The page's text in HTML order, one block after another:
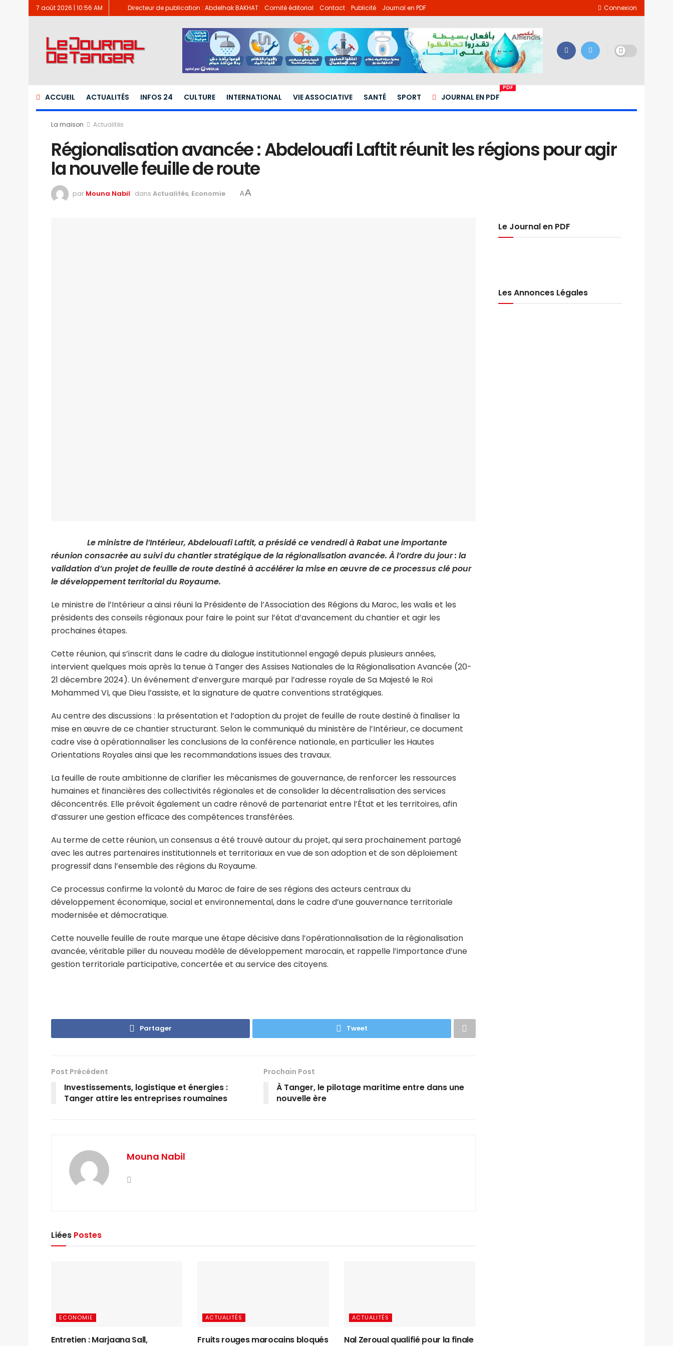
7 août 2026 | 10:56 AM Directeur de publication : Abdelhak BAKHAT Comité éditorial Contact Publicité Journal en PDF Connexion
ACCUEIL ACTUALITÉS INFOS 24 CULTURE INTERNATIONAL VIE ASSOCIATIVE SANTÉ SPORT JOURNAL EN PDF
PDF
La maison Actualités
Régionalisation avancée : Abdelouafi Laftit réunit les régions pour agir
la nouvelle feuille de route
par Mouna Nabil dans Actualités, Economie AA
Le ministre de l’Intérieur, Abdelouafi Laftit, a présidé ce vendredi à Rabat une importante
réunion consacrée au suivi du chantier stratégique de la régionalisation avancée. À l’ordre du jour : la
validation d’un projet de feuille de route destiné à accélérer la mise en œuvre de ce processus clé pour
le développement territorial du Royaume.
Le ministre de l’Intérieur a ainsi réuni la Présidente de l’Association des Régions du Maroc, les walis et les
présidents des conseils régionaux pour faire le point sur l’état d’avancement du chantier et agir les
prochaines étapes.
Cette réunion, qui s’inscrit dans le cadre du dialogue institutionnel engagé depuis plusieurs années,
intervient quelques mois après la tenue à Tanger des Assises Nationales de la Régionalisation Avancée (20-
21 décembre 2024). Un événement d’envergure marqué par l’adresse royale de Sa Majesté le Roi
Mohammed VI, que Dieu l’assiste, et la signature de quatre conventions stratégiques.
Au centre des discussions : la présentation et l’adoption du projet de feuille de route destiné à finaliser la
mise en œuvre de ce chantier structurant. Selon le communiqué du ministère de l’Intérieur, ce document
cadre vise à opérationnaliser les conclusions de la conférence nationale, en particulier les Hautes
Orientations Royales ainsi que les recommandations issues des travaux.
La feuille de route ambitionne de clarifier les mécanismes de gouvernance, de renforcer les ressources
humaines et financières des collectivités régionales et de consolider la décentralisation des services
déconcentrés. Elle prévoit également un cadre rénové de partenariat entre l’État et les territoires, afin
d’assurer une gestion efficace des compétences transférées.
Au terme de cette réunion, un consensus a été trouvé autour du projet, qui sera prochainement partagé
avec les autres partenaires institutionnels et territoriaux en vue de son adoption et de son déploiement
progressif dans l’ensemble des régions du Royaume.
Ce processus confirme la volonté du Maroc de faire de ses régions des acteurs centraux du
développement économique, social et environnemental, dans le cadre d’une gouvernance territoriale
modernisée et démocratique.
Cette nouvelle feuille de route marque une étape décisive dans l’opérationnalisation de la régionalisation
avancée, véritable pilier du nouveau modèle de développement marocain, et rappelle l’importance d’une
gestion territoriale participative, concertée et au service des citoyens.
Partager Tweet
Post Précédent
Investissements, logistique et énergies :
Tanger attire les entreprises roumaines
Prochain Post
À Tanger, le pilotage maritime entre dans une
nouvelle ère
Mouna Nabil
Liées Postes
ECONOMIE
Entretien : Marjaana Sall,
ACTUALITÉS
Fruits rouges marocains bloqués
ACTUALITÉS
Nal Zeroual qualifié pour la finale
Le Journal en PDF
Les Annonces Légales